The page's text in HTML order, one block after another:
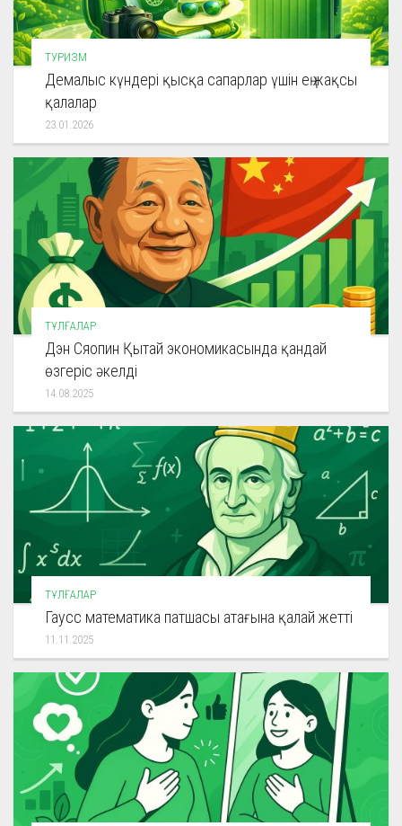
ТУРИЗМ
Демалыс күндері қысқа сапарлар үшін ең жақсы
қалалар
23.01.2026
ТҰЛҒАЛАР
Дэн Сяопин Қытай экономикасында қандай
өзгеріс әкелді
14.08.2025
ТҰЛҒАЛАР
Гаусс математика патшасы атағына қалай жетті
11.11.2025